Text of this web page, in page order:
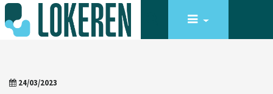
24/03/2023